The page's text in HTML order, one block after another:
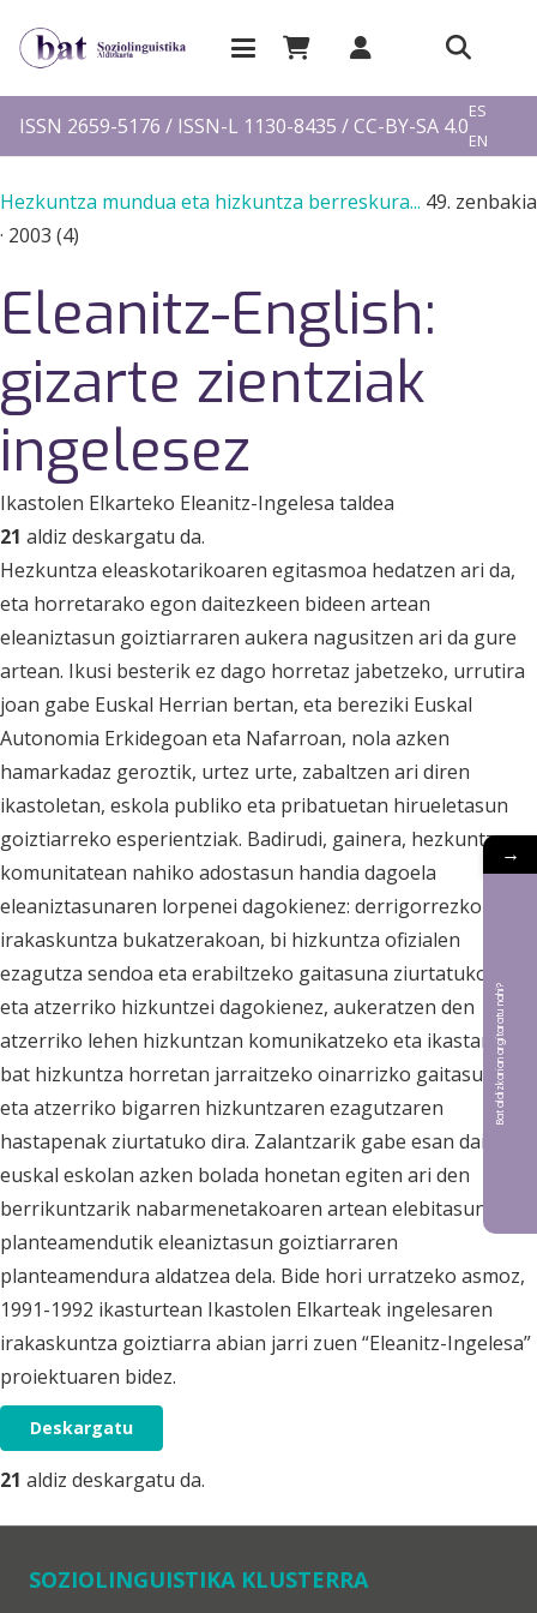
ISSN 2659-5176 / ISSN-L 1130-8435 / CC-BY-SA 4.0
ES
EN
Hezkuntza mundua eta hizkuntza berreskura... 49. zenbakia
· 2003 (4)
Eleanitz-English:
gizarte zientziak
ingelesez
Ikastolen Elkarteko Eleanitz-Ingelesa taldea
21 aldiz deskargatu da.
Hezkuntza eleaskotarikoaren egitasmoa hedatzen ari da,
eta horretarako egon daitezkeen bideen artean
eleaniztasun goiztiarraren aukera nagusitzen ari da gure
artean. Ikusi besterik ez dago horretaz jabetzeko, urrutira
joan gabe Euskal Herrian bertan, eta bereziki Euskal
Autonomia Erkidegoan eta Nafarroan, nola azken
hamarkadaz geroztik, urtez urte, zabaltzen ari diren
ikastoletan, eskola publiko eta pribatuetan hirueletasun
goiztiarreko esperientziak. Badirudi, gainera, hezkuntza
komunitatean nahiko adostasun handia dagoela
eleaniztasunaren lorpenei dagokienez: derrigorrezko
irakaskuntza bukatzerakoan, bi hizkuntza ofizialen
ezagutza sendoa eta erabiltzeko gaitasuna ziurtatuko dira;
eta atzerriko hizkuntzei dagokienez, aukeratzen den
atzerriko lehen hizkuntzan komunikatzeko eta ikastarlo
bat hizkuntza horretan jarraitzeko oinarrizko gaitasuna
eta atzerriko bigarren hizkuntzaren ezagutzaren
hastapenak ziurtatuko dira. Zalantzarik gabe esan daiteke
euskal eskolan azken bolada honetan egiten ari den
berrikuntzarik nabarmenetakoaren artean elebitasunaren
planteamendutik eleaniztasun goiztiarraren
planteamendura aldatzea dela. Bide hori urratzeko asmoz,
1991-1992 ikasturtean Ikastolen Elkarteak ingelesaren
irakaskuntza goiztiarra abian jarri zuen “Eleanitz-Ingelesa”
proiektuaren bidez.
Deskargatu
21 aldiz deskargatu da.
SOZIOLINGUISTIKA KLUSTERRA
→
Bat aldizkarian argitaratu nahi?